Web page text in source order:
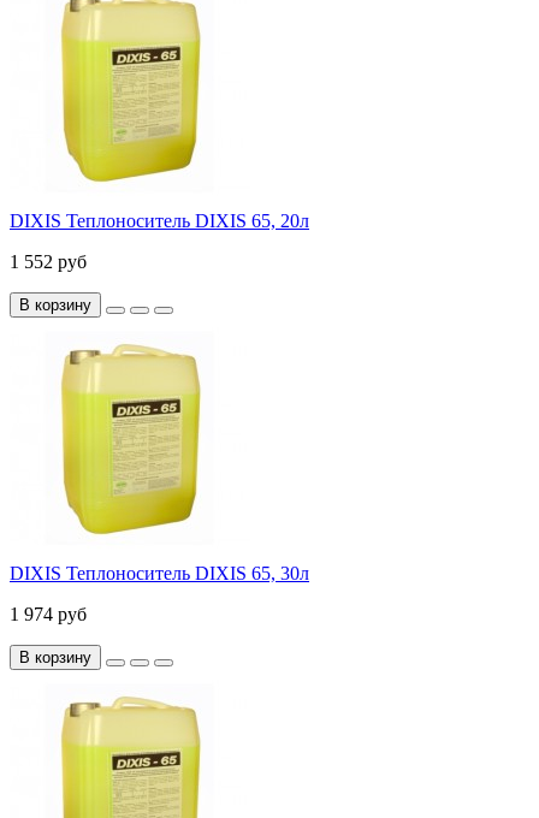
DIXIS Теплоноситель DIXIS 65, 20л
1 552 руб
В корзину
DIXIS Теплоноситель DIXIS 65, 30л
1 974 руб
В корзину